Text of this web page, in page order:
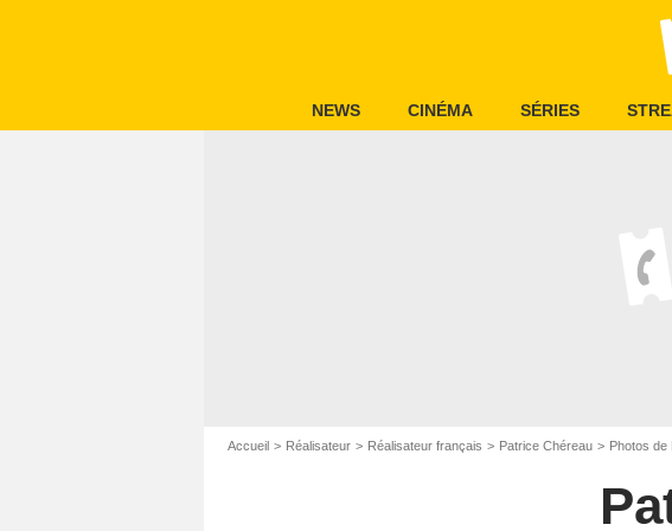
NEWS CINÉMA SÉRIES
Accueil Réalisateur Réalisateur français Patrice Chéreau Photos de